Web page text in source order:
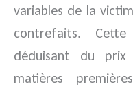
variables de la
contrefaits.
déduisant du
matières